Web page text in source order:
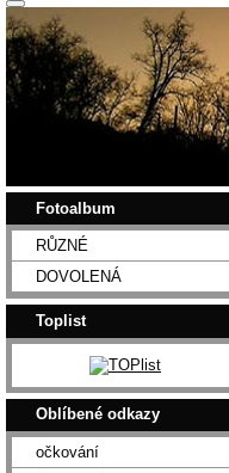
Fotoalbum
RŮZNÉ
DOVOLENÁ
Toplist
Oblíbené odkazy
očkování